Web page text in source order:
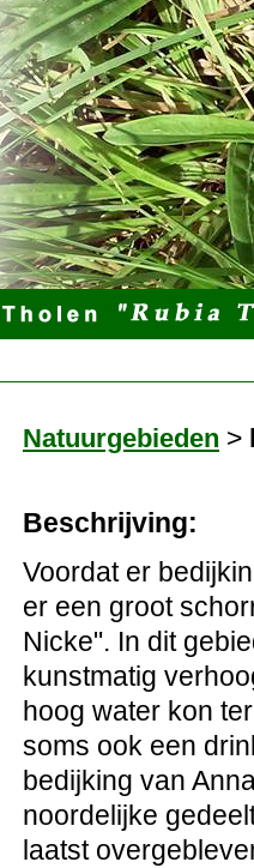
Natuurgebieden >
Beschrijving:
Voordat er
er een groot
Nicke". In dit
kunstmatig
hoog water kon
soms ook een
bedijking van
noordelijke
laatst